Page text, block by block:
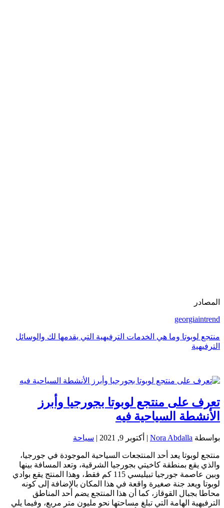
المصادر
georgiaintrend
منتجع لوبوتا وما هي الخدمات الترفيهية التي يقدمها لك والوسائل
الترفيهية
تعرف على منتجع لوبوتا بجورجيا وأبرز
الأنشطة السياحية فيه
بواسطة Nora Abdalla أكتوبر 9, 2021 سياحة
منتجع لوبوتا يعد أحد المنتجعات السياحية الموجودة في جورجيا،
والذي يقع بمنطقة كاخيتي بجورجيا الشرقية، وتعد المسافة بينها
وبين عاصمة جورجيا تبيليسي 115 كم فقط، وهذا المنتج يقع بوادي
لوبوتا ويعد جنة صغيرة واقعة في هذا المكان بالإضافة إلى كونه
محاطا بجبال القوقاز، كما أن هذا المنتجع يضم أحد المناطق
الترفيهية الهامة التي تبلغ مساحتها نحو مليون متر مربع، وفيما يلي